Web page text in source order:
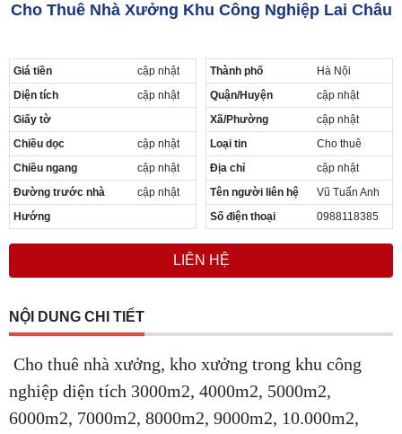
Cho Thuê Nhà Xưởng Khu Công Nghiệp Lai Châu
Giá tiền
cập nhật
Diện tích
cập nhật
Giấy tờ
Chiều dọc
cập nhật
Chiều ngang
cập nhật
Đường trước nhà
cập nhật
Hướng
Thành phố
Hà Nội
Quận/Huyện
cập nhật
Xã/Phường
cập nhật
Loại tin
Cho thuê
Địa chỉ
cập nhật
Tên người liên hệ
Vũ Tuấn Anh
Số điện thoại
0988118385
LIÊN HỆ
NỘI DUNG CHI TIẾT
Cho thuê nhà xưởng, kho xưởng trong khu công
nghiệp diện tích 3000m2, 4000m2, 5000m2,
6000m2, 7000m2, 8000m2, 9000m2, 10.000m2,